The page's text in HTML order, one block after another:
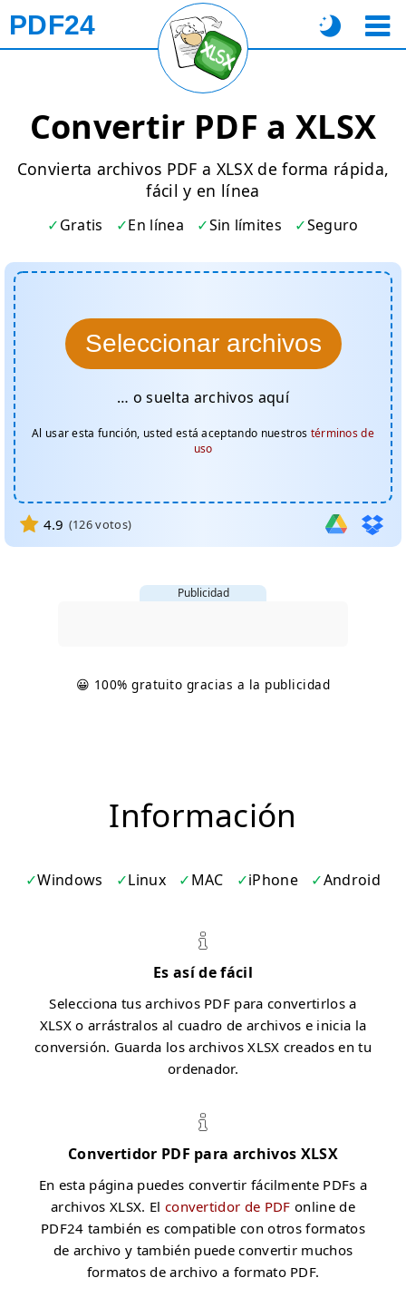
PDF24
Convertir PDF a XLSX
Convierta archivos PDF a XLSX de forma rápida,
fácil y en línea
Gratis En línea Sin límites Seguro
Seleccionar archivos
… o suelta archivos aquí
Al usar esta función, usted está aceptando nuestros términos de
uso
4.9 (126votos)
Publicidad
😀 100% gratuito gracias a la publicidad
Información
Windows Linux MAC iPhone Android
Es así de fácil
Selecciona tus archivos PDF para convertirlos a
XLSX o arrástralos al cuadro de archivos e inicia la
conversión. Guarda los archivos XLSX creados en tu
ordenador.
Convertidor PDF para archivos XLSX
En esta página puedes convertir fácilmente PDFs a
archivos XLSX. El convertidor de PDF online de
PDF24 también es compatible con otros formatos
de archivo y también puede convertir muchos
formatos de archivo a formato PDF.